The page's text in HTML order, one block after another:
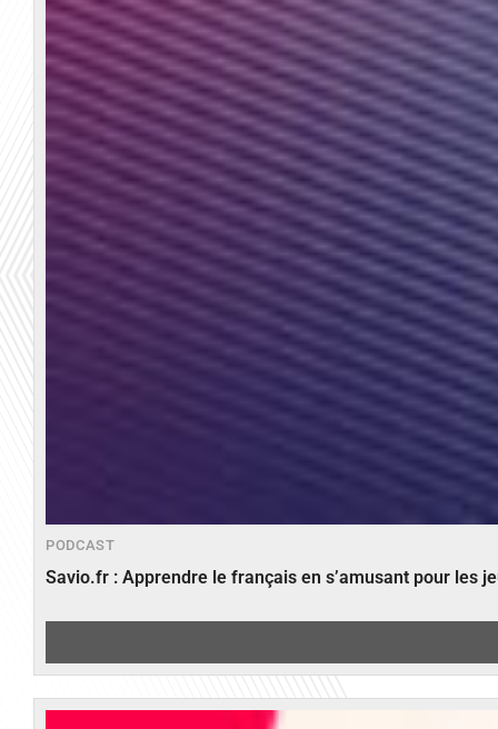
PODCAST
Savio.fr : Apprendre le français en s’amusant pour les